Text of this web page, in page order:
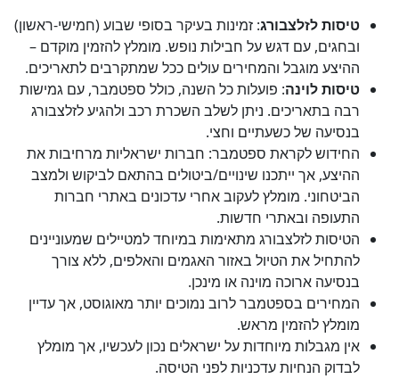
טיסות לזלצבורג: זמינות בעיקר בסופי שבוע (חמישי-ראשון)
ובחגים, עם דגש על חבילות נופש. מומלץ להזמין מוקדם –
ההיצע מוגבל והמחירים עולים ככל שמתקרבים לתאריכים.
טיסות לוינה: פועלות כל השנה, כולל ספטמבר, עם גמישות
רבה בתאריכים. ניתן לשלב השכרת רכב ולהגיע לזלצבורג
בנסיעה של כשעתיים וחצי.
החידוש לקראת ספטמבר: חברות ישראליות מרחיבות את
ההיצע, אך ייתכנו שינויים/ביטולים בהתאם לביקוש ולמצב
הביטחוני. מומלץ לעקוב אחרי עדכונים באתרי חברות
התעופה ובאתרי חדשות.
הטיסות לזלצבורג מתאימות במיוחד למטיילים שמעוניינים
להתחיל את הטיול באזור האגמים והאלפים, ללא צורך
בנסיעה ארוכה מוינה או מינכן.
המחירים בספטמבר לרוב נמוכים יותר מאוגוסט, אך עדיין
מומלץ להזמין מראש.
אין מגבלות מיוחדות על ישראלים נכון לעכשיו, אך מומלץ
לבדוק הנחיות עדכניות לפני הטיסה.